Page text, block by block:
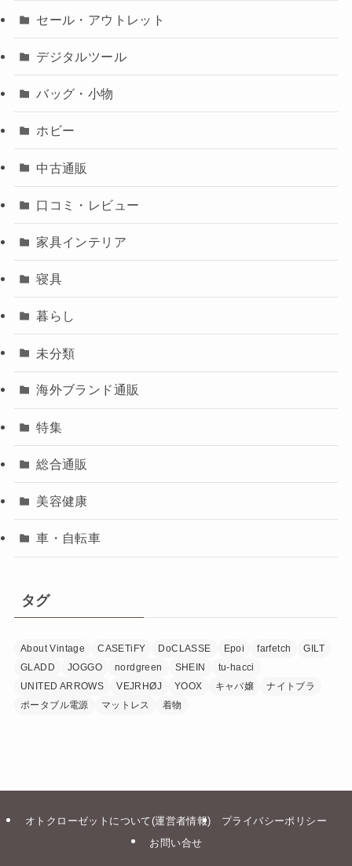
セール・アウトレット
デジタルツール
バッグ・小物
ホビー
中古通販
口コミ・レビュー
家具インテリア
寝具
暮らし
未分類
海外ブランド通販
特集
総合通販
美容健康
車・自転車
タグ
About Vintage CASETiFY DoCLASSE Epoi farfetch
GILT
GLADD
JOGGO nordgreen SHEIN
tu-hacci
UNITED ARROWS
VEJRHØJ YOOX キャバ嬢
ナイトブラ
ポータブル電源
マットレス 着物
オトクローゼットについて(運営者情報)
プライバシーポリシー
お問い合せ